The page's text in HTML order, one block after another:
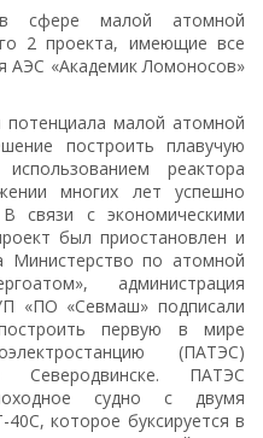
сфере малой атомной
2 проекта, имеющие все
АЭС «Академик Ломоносов»
потенциала малой атомной
построить плавучую
реактора
многих лет успешно
связи с экономическими
был приостановлен и
Министерство по атомной
администрация
«ПО «Севмаш» подписали
первую в мире
(ПАТЭС)
ПАТЭС
судно с двумя
которое буксируется в